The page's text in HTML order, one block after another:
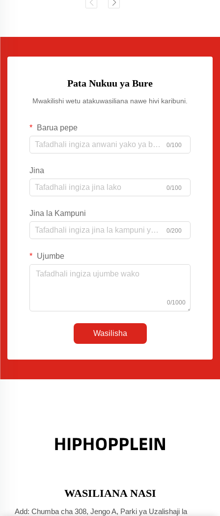
Pata Nukuu ya Bure
Mwakilishi wetu atakuwasiliana nawe hivi karibuni.
Barua pepe
0/100
Jina
0/100
Jina la Kampuni
0/200
Ujumbe
0/1000
Wasilisha
WASILIANA NASI
Add: Chumba cha 308, Jengo A, Parki ya Uzalishaji la